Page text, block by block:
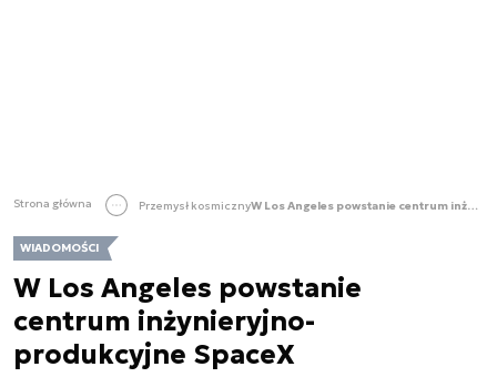
Strona główna Przemysł kosmiczny W Los Angeles powstanie centrum inżynieryjno-produkcyjne SpaceX
WIADOMOŚCI
W Los Angeles powstanie
centrum inżynieryjno-
produkcyjne SpaceX